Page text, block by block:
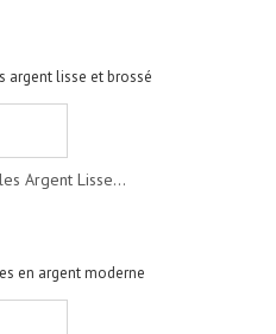
Argent Lisse...